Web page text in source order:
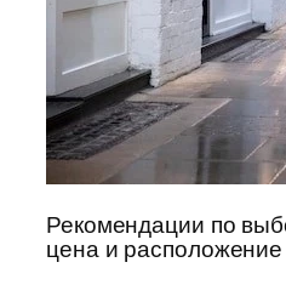
Рекомендации по
цена и расположение